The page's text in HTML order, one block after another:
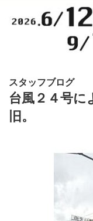
スタッフブログ
台風２４号に
旧。